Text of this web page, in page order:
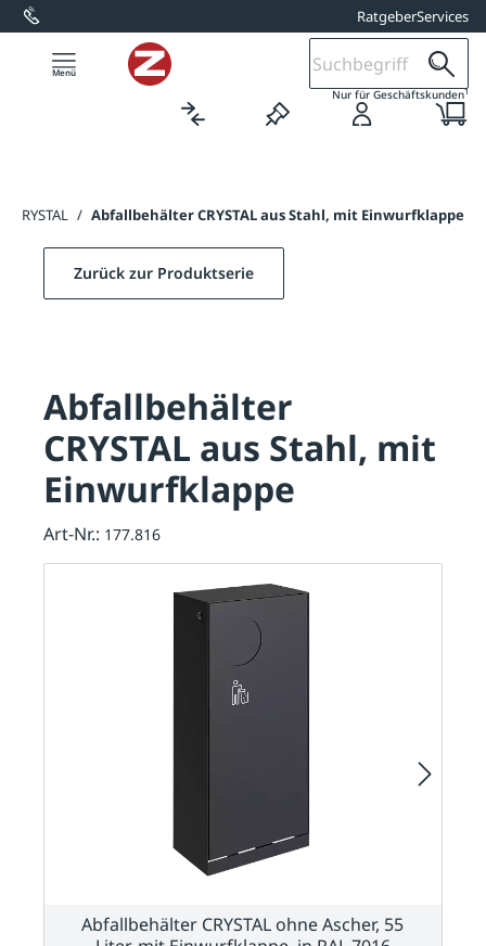
springen RatgeberServices
Nur für Geschäftskunden1
CRYSTAL / Abfallbehälter CRYSTAL aus Stahl, mit Einwurfklappe
Zurück zur Produktserie
Abfallbehälter
CRYSTAL aus Stahl, mit
Einwurfklappe
Art-Nr.: 177.816
Abfallbehälter CRYSTAL ohne Ascher, 55